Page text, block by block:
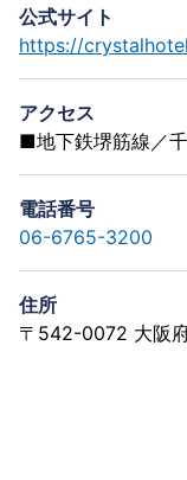
公式サイト
https://
アクセス
■地下鉄堺筋線／
電話番号
06-6765-3200
住所
〒542-0072 大阪